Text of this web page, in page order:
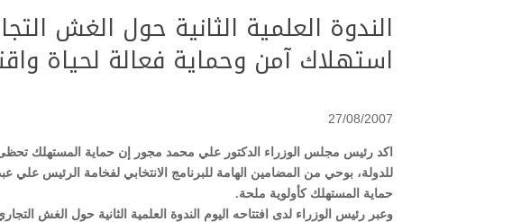
الندوة العلمية الثانية حول الغش
استهلاك آمن وحماية فعالة لحياة
27/08/2007
اكد رئيس مجلس الوزراء الدكتور علي محمد مجور إن حماية المستهلك تحظى
للدولة، بوحي من المضامين الهامة للبرنامج الانتخابي لفخامة الرئيس علي
حماية المستهلك كأولوية ملحة.
وعبر رئيس الوزراء لدى افتتاحه اليوم الندوة العلمية الثانية حول الغش